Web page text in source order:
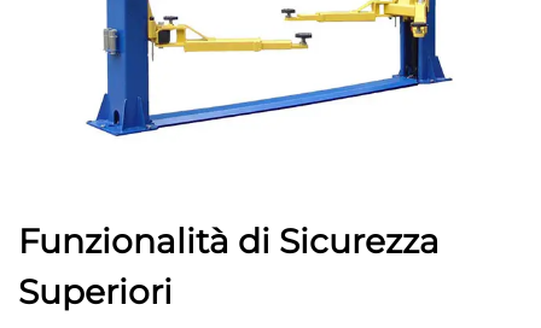
Funzionalità di Sicurezza
Superiori